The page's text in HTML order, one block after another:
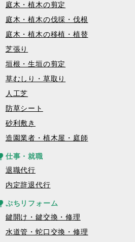
庭木・植木の剪定
庭木・植木の伐採・伐根
庭木・植木の移植・植替
芝張り
垣根・生垣の剪定
草むしり・草取り
人工芝
防草シート
砂利敷き
造園業者・植木屋・庭師
仕事・就職
退職代行
内定辞退代行
ぷちリフォーム
鍵開け・鍵交換・修理
水道管・蛇口交換・修理